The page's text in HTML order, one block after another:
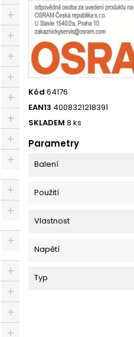
Kód 64176
EAN13 4008321218391
SKLADEM 8 ks
Parametry
Balení
Použití
Vlastnost
Napětí
Typ